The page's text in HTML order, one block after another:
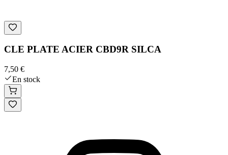
CLE PLATE ACIER CBD9R SILCA
7,50 €
En stock